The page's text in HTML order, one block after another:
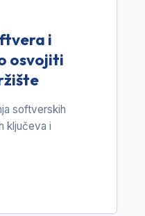
i
osvojiti
softverskih
ključeva i